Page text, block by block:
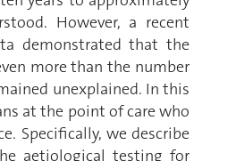
However, a recent
demonstrated that the
more than the number
unexplained. In this
at the point of care who
Specifically, we describe
aetiological testing for